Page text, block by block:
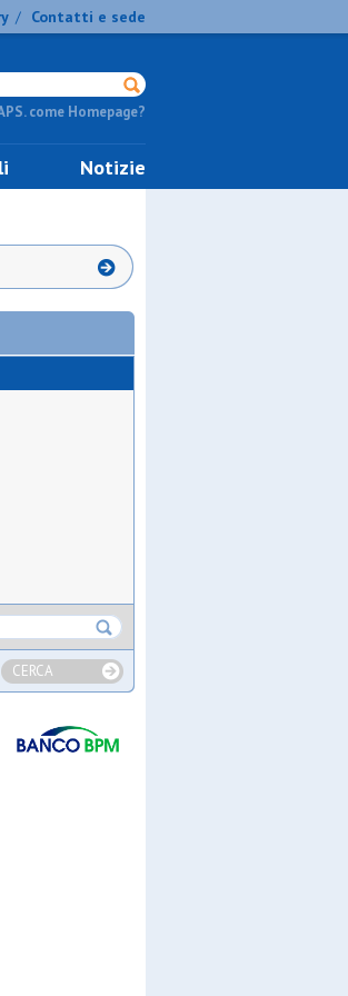
/ Contatti e sede
come Homepage?
Notizie
CERCA